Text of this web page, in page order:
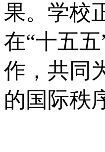
果。学校
在“十五
作，共同
的国际秩